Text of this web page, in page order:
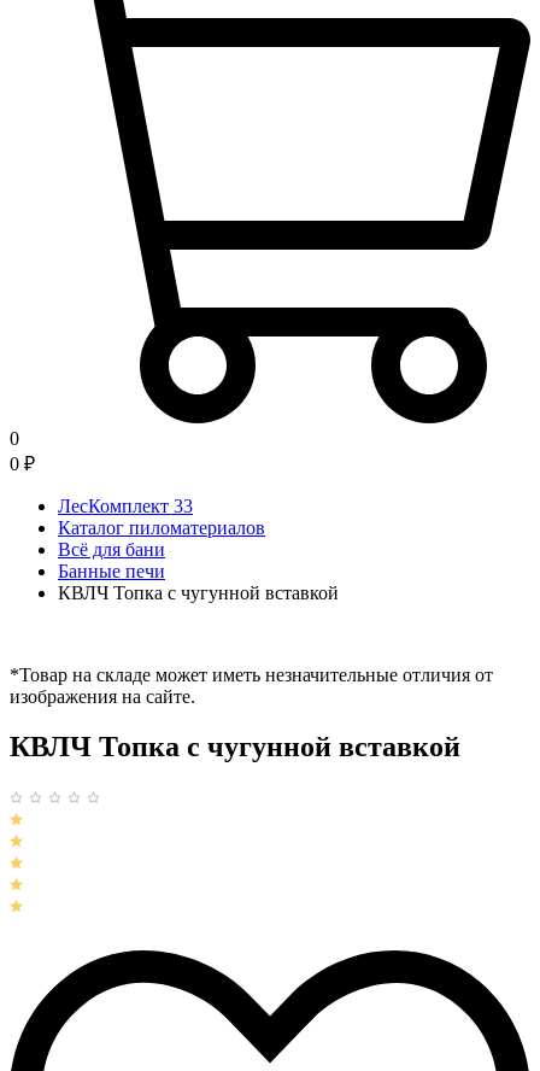
0
0 ₽
ЛесКомплект 33
Каталог пиломатериалов
Всё для бани
Банные печи
КВЛЧ Топка с чугунной вставкой
*Товар на складе может иметь незначительные отличия от
изображения на сайте.
КВЛЧ Топка с чугунной вставкой